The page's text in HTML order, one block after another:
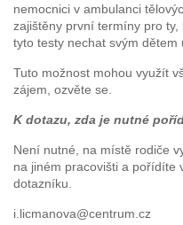
nemocnici v ambulanci
zajištěny první termíny pro
tyto testy nechat svým dětem
Tuto možnost mohou využít
zájem, ozvěte se.
K dotazu, zda je nutné
Není nutné, na místě rodiče
na jiném pracovišti a pořídíte
dotazníku.
i.licmanova@centrum.cz